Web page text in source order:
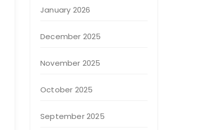
January 2026
December 2025
November 2025
October 2025
September 2025